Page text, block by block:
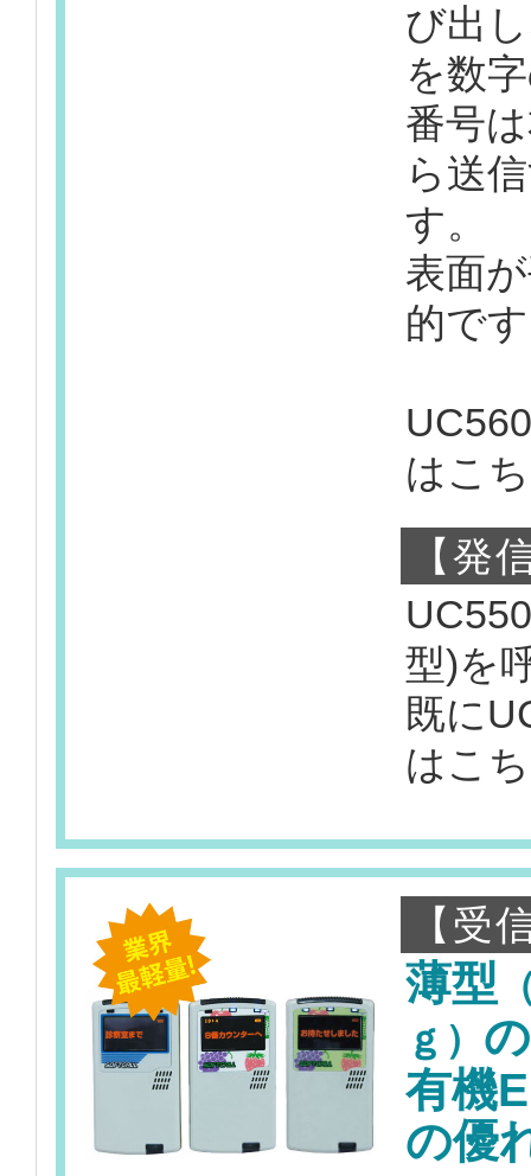
び出
を数
番号
ら送
す。
表面
的で
はこ
【発
型)を
既に
はこ
【受
薄型
ｇ）
有機
の優